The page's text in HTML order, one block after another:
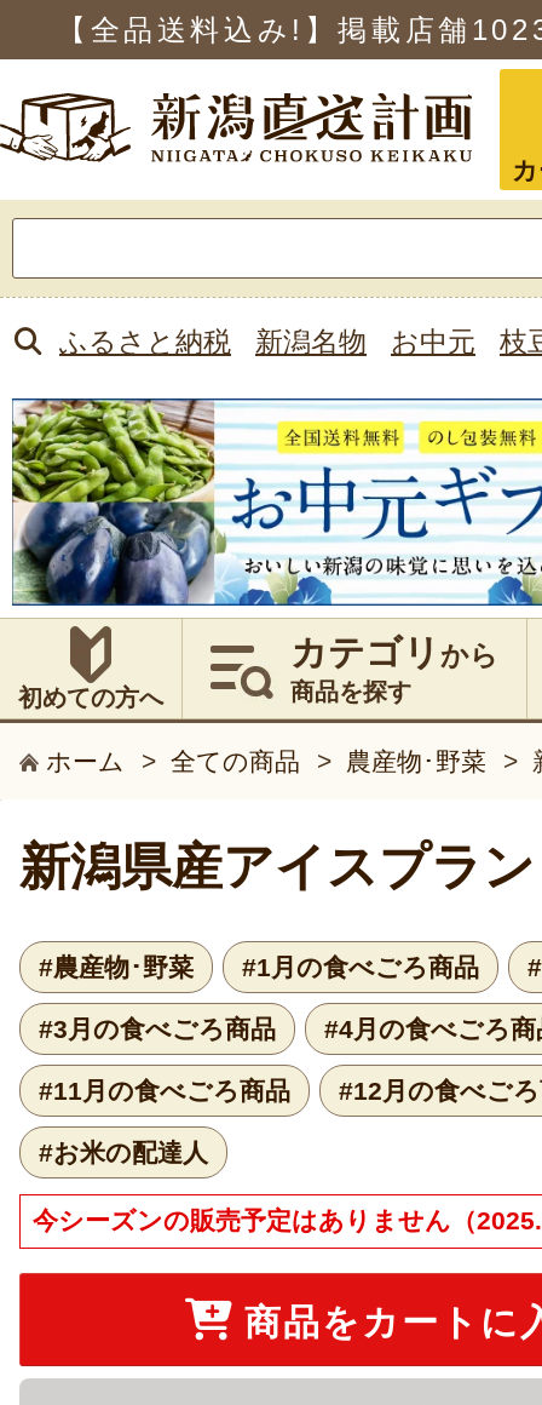
【全品送料込み!】掲載店舗
索:
ふるさと納税 新潟名物 お中元 枝
初めての方へ
カテゴリ から
商品を探す
ホーム > 全ての商品 > 農産物･野菜 >
新潟県産アイスプラ
#農産物･野菜 #1月の食べごろ商品
#3月の食べごろ商品 #4月の食べごろ商
#11月の食べごろ商品 #12月の食べご
#お米の配達人
今シーズンの販売予定はありません（
商品をカートに